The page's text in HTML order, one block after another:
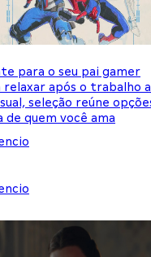
para o seu pai gamer
após o trabalho
seleção reúne
quem você ama